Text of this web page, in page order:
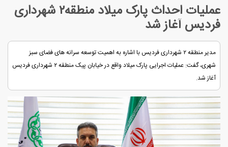
عملیات احداث پارک میلاد منطقه۲ شهرداری
فردیس آغاز شد
مدیر منطقه ۲ شهرداری فردیس با اشاره به اهمیت توسعه سرانه های فضای سبز
شهری، گفت: عملیات اجرایی پارک میلاد واقع در خیابان پیک منطقه ۲ شهرداری فردیس
آغاز شد.